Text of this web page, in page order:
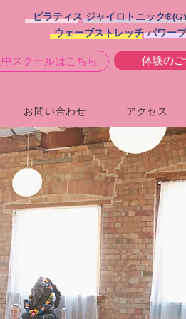
ピラティス ジャイロトニック®︎(
ウェーブストレッチ パワー
スクールはこちら 体験の
お問い合わせ アクセス